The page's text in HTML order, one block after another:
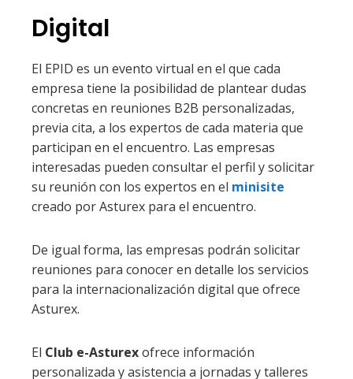
Digital
El EPID es un evento virtual en el que cada
empresa tiene la posibilidad de plantear dudas
concretas en reuniones B2B personalizadas,
previa cita, a los expertos de cada materia que
participan en el encuentro. Las empresas
interesadas pueden consultar el perfil y solicitar
su reunión con los expertos en el minisite
creado por Asturex para el encuentro.
De igual forma, las empresas podrán solicitar
reuniones para conocer en detalle los servicios
para la internacionalización digital que ofrece
Asturex.
El Club e-Asturexofrece información
personalizada y asistencia a jornadas y talleres